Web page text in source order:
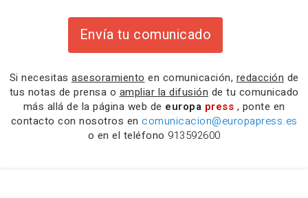
Envía tu comunicado
Si necesitas asesoramiento en comunicación, redacción de
tus notas de prensa o ampliar la difusión de tu comunicado
más allá de la página web de europa press , ponte en
contacto con nosotros en comunicacion@europapress.es
o en el teléfono 913592600